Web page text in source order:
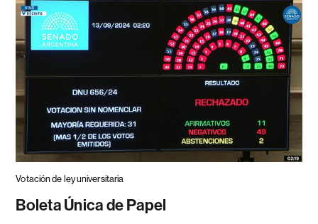
Votación de ley universitaria
Boleta Única de Papel